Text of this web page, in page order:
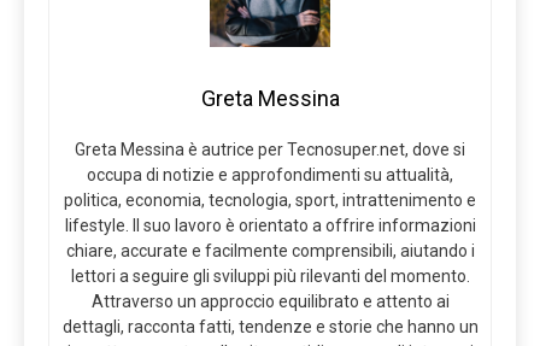
Greta Messina
Greta Messina è autrice per Tecnosuper.net, dove si
occupa di notizie e approfondimenti su attualità,
politica, economia, tecnologia, sport, intrattenimento e
lifestyle. Il suo lavoro è orientato a offrire informazioni
chiare, accurate e facilmente comprensibili, aiutando i
lettori a seguire gli sviluppi più rilevanti del momento.
Attraverso un approccio equilibrato e attento ai
dettagli, racconta fatti, tendenze e storie che hanno un